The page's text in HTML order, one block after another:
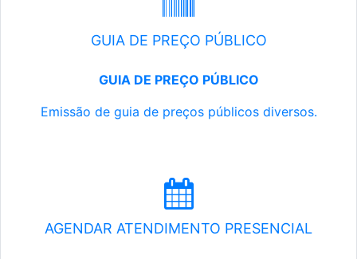
GUIA DE PREÇO PÚBLICO
GUIA DE PREÇO PÚBLICO
Emissão de guia de preços públicos diversos.
AGENDAR ATENDIMENTO PRESENCIAL